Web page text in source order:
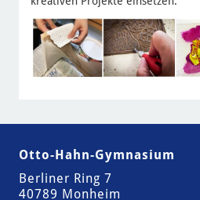
Otto-Hahn-Gymnasium
Berliner Ring 7
40789 Monheim